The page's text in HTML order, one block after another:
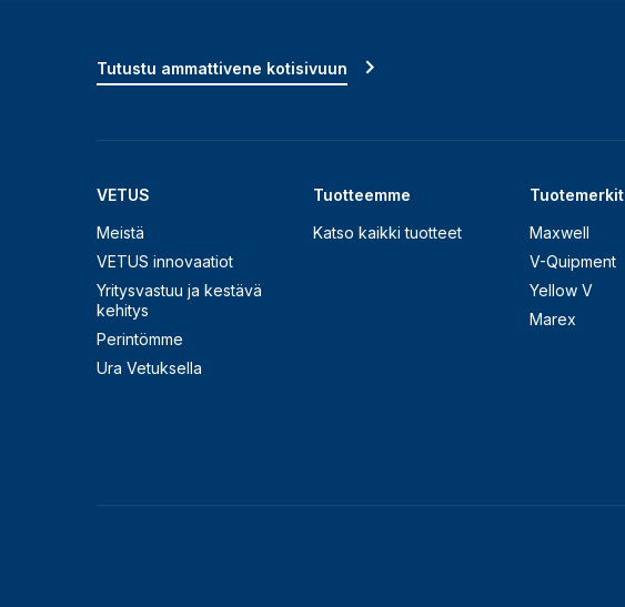
VETUS
Meistä
VETUS innovaatiot
Yritysvastuu ja kestävä
kehitys
Perintömme
Ura Vetuksella
Tuotteemme
Katso kaikki tuotteet
Tuotemerkit
Maxwell
V-Quipment
Yellow V
Marex
Tutustu ammattivene kotisivuun